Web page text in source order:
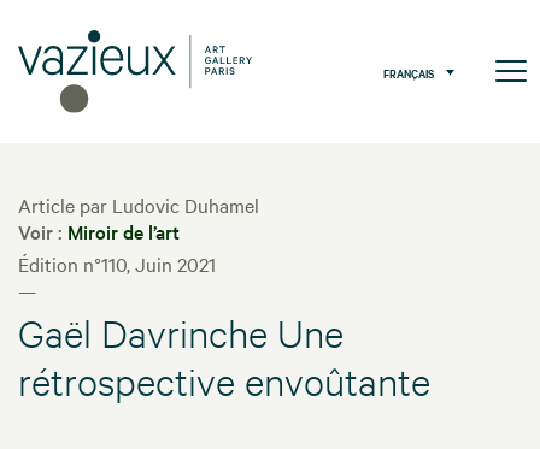
FRANÇAIS
Article par Ludovic Duhamel
Voir : Miroir de l’art
Édition n°110, Juin 2021
—
Gaël Davrinche Une
rétrospective envoûtante